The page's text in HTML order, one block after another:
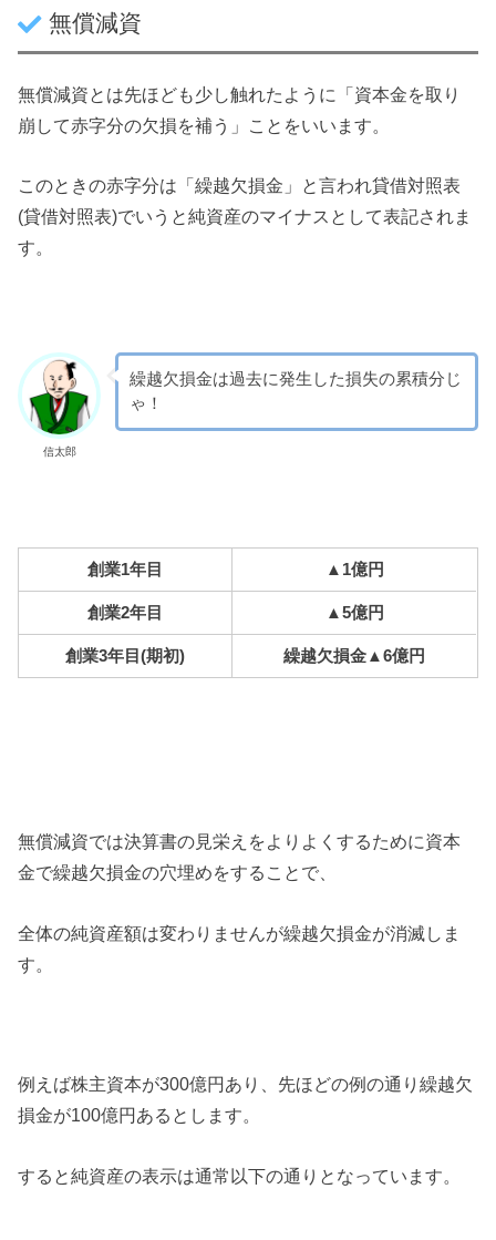
無償減資
無償減資とは先ほども少し触れたように「資本金を取り
崩して赤字分の欠損を補う」ことをいいます。
このときの赤字分は「繰越欠損金」と言われ貸借対照表
(貸借対照表)でいうと純資産のマイナスとして表記されま
す。
信太郎
繰越欠損金は過去に発生した損失の累積分じ
ゃ！
創業1年目 ▲1億円
創業2年目 ▲5億円
創業3年目(期初) 繰越欠損金▲6億円
無償減資では決算書の見栄えをよりよくするために資本
金で繰越欠損金の穴埋めをすることで、
全体の純資産額は変わりませんが繰越欠損金が消滅しま
す。
例えば株主資本が300億円あり、先ほどの例の通り繰越欠
損金が100億円あるとします。
すると純資産の表示は通常以下の通りとなっています。